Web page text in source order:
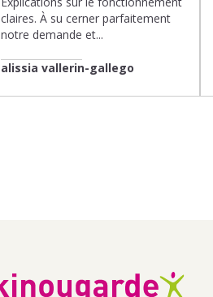
claires. À su cerner parfaitement
notre demande et...
alissia vallerin-gallego